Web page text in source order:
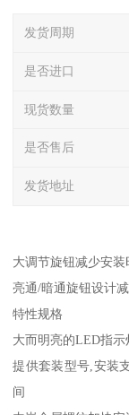
发货周期
是否进口
现货数量
是否售后
发货地址
大调节旋钮减少安装
亮通/暗通旋钮设计
特性规格
大而明亮的LED指
提供套装型号,安装
间